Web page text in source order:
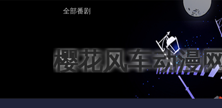
全部番剧
樱花风车动漫